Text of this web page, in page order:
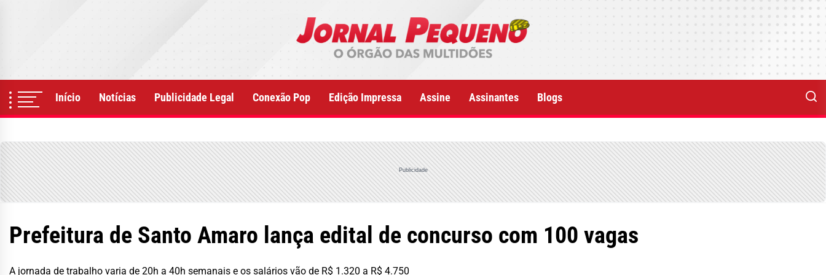
Início Notícias Publicidade Legal Conexão Pop Edição Impressa Assine Assinantes Blogs
Publicidade
Prefeitura de Santo Amaro lança edital de concurso com 100 vagas
A jornada de trabalho varia de 20h a 40h semanais e os salários vão de R$ 1.320 a R$ 4.750